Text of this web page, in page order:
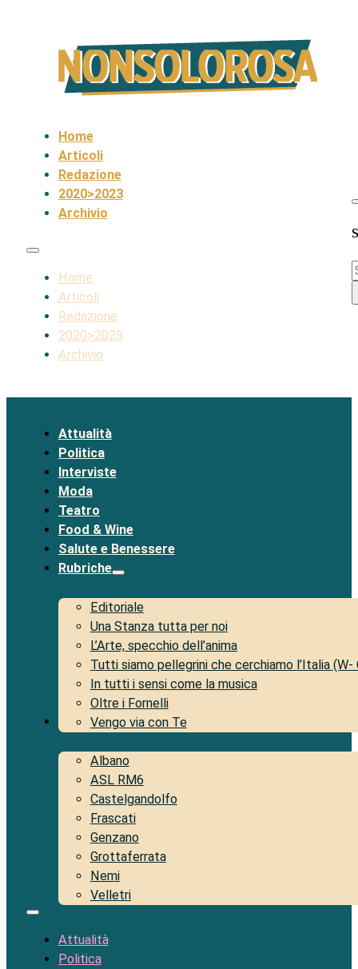
Home
Articoli
Redazione
2020>2023
Archivio
Home
Articoli
Redazione
2020>2023
Archivio
Attualità
Politica
Interviste
Moda
Teatro
Food & Wine
Salute e Benessere
Rubriche
Editoriale
Una Stanza tutta per noi
L’Arte, specchio dell’anima
Tutti siamo pellegrini che cerchiamo l’Italia (W-
In tutti i sensi come la musica
Oltre i Fornelli
Vengo via con Te
Territorio
Albano
ASL RM6
Castelgandolfo
Frascati
Genzano
Grottaferrata
Nemi
Velletri
Attualità
Politica